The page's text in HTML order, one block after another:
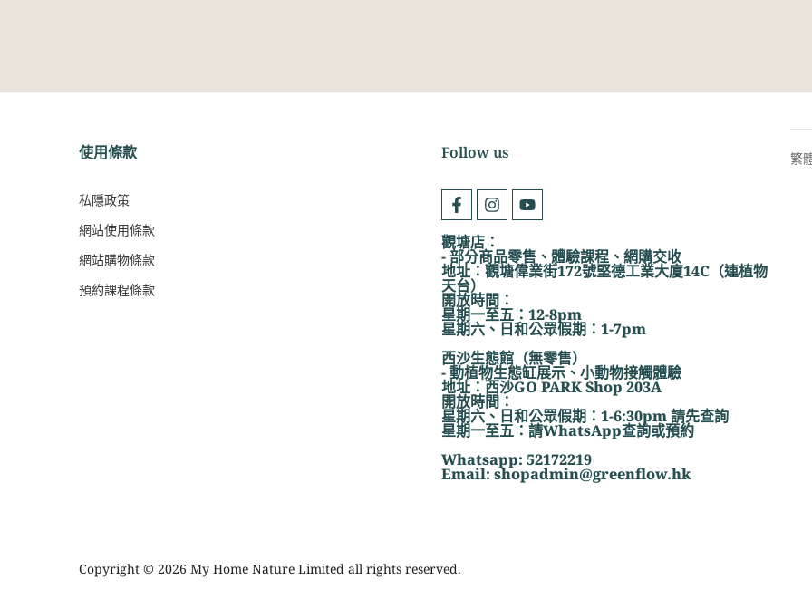
使用條款
私隱政策
網站使用條款
網站購物條款
預約課程條款
Follow us
觀塘店：
- 部分商品零售、體驗課程、網購交收
地址：觀塘偉業街172號堅德工業大廈14C（連植物
天台）
開放時間：
星期一至五：12-8pm
星期六、日和公眾假期：1-7pm
西沙生態館（無零售）
- 動植物生態缸展示、小動物接觸體驗
地址：西沙GO PARK Shop 203A
開放時間：
星期六、日和公眾假期：1-6:30pm 請先查詢
星期一至五：請WhatsApp查詢或預約
Whatsapp: 52172219
Email: shopadmin@greenflow.hk
繁
Copyright © 2026 My Home Nature Limited all rights reserved.